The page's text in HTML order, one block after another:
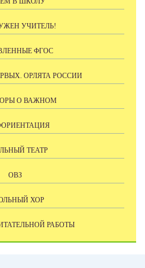
УЧИТЕЛЬ!
ФГОС
ОРЛЯТА РОССИИ
О ВАЖНОМ
ТЕАТР
ОВЗ
ХОР
РАБОТЫ